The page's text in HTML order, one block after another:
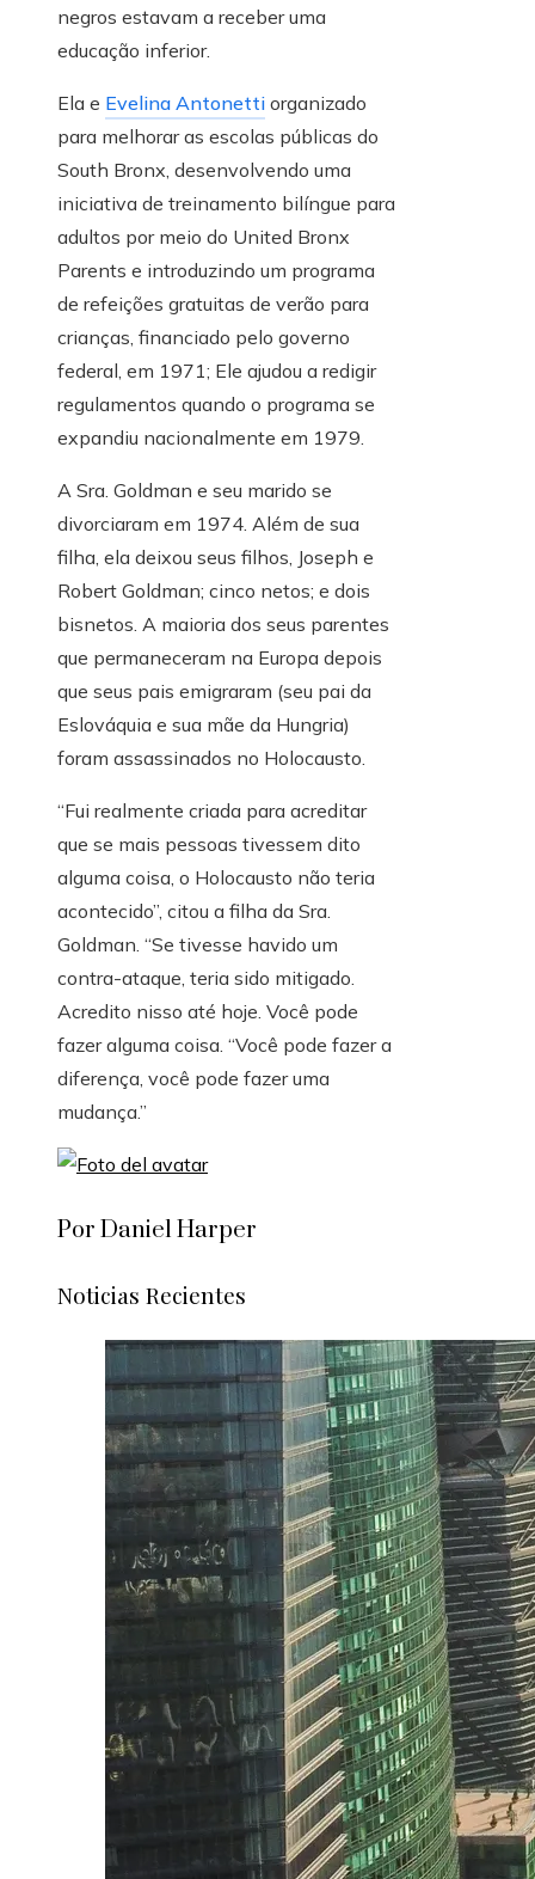
negros estavam a receber uma
educação inferior.
Ela e Evelina Antonetti organizado
para melhorar as escolas públicas do
South Bronx, desenvolvendo uma
iniciativa de treinamento bilíngue para
adultos por meio do United Bronx
Parents e introduzindo um programa
de refeições gratuitas de verão para
crianças, financiado pelo governo
federal, em 1971; Ele ajudou a redigir
regulamentos quando o programa se
expandiu nacionalmente em 1979.
A Sra. Goldman e seu marido se
divorciaram em 1974. Além de sua
filha, ela deixou seus filhos, Joseph e
Robert Goldman; cinco netos; e dois
bisnetos. A maioria dos seus parentes
que permaneceram na Europa depois
que seus pais emigraram (seu pai da
Eslováquia e sua mãe da Hungria)
foram assassinados no Holocausto.
“Fui realmente criada para acreditar
que se mais pessoas tivessem dito
alguma coisa, o Holocausto não teria
acontecido”, citou a filha da Sra.
Goldman. “Se tivesse havido um
contra-ataque, teria sido mitigado.
Acredito nisso até hoje. Você pode
fazer alguma coisa. “Você pode fazer a
diferença, você pode fazer uma
mudança.”
Por Daniel Harper
Noticias Recientes